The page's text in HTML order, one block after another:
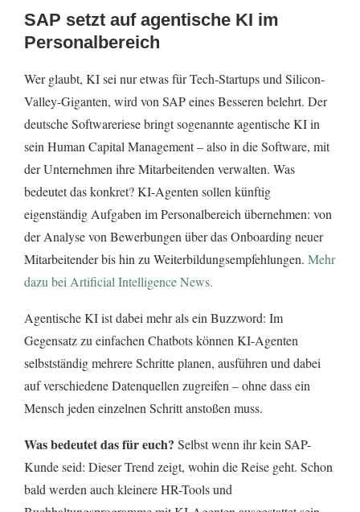
SAP setzt auf agentische KI im
Personalbereich
Wer glaubt, KI sei nur etwas für Tech-Startups und Silicon-
Valley-Giganten, wird von SAP eines Besseren belehrt. Der
deutsche Softwareriese bringt sogenannte agentische KI in
sein Human Capital Management – also in die Software, mit
der Unternehmen ihre Mitarbeitenden verwalten. Was
bedeutet das konkret? KI-Agenten sollen künftig
eigenständig Aufgaben im Personalbereich übernehmen: von
der Analyse von Bewerbungen über das Onboarding neuer
Mitarbeitender bis hin zu Weiterbildungsempfehlungen. Mehr
dazu bei Artificial Intelligence News.
Agentische KI ist dabei mehr als ein Buzzword: Im
Gegensatz zu einfachen Chatbots können KI-Agenten
selbstständig mehrere Schritte planen, ausführen und dabei
auf verschiedene Datenquellen zugreifen – ohne dass ein
Mensch jeden einzelnen Schritt anstoßen muss.
Was bedeutet das für euch? Selbst wenn ihr kein SAP-
Kunde seid: Dieser Trend zeigt, wohin die Reise geht. Schon
bald werden auch kleinere HR-Tools und